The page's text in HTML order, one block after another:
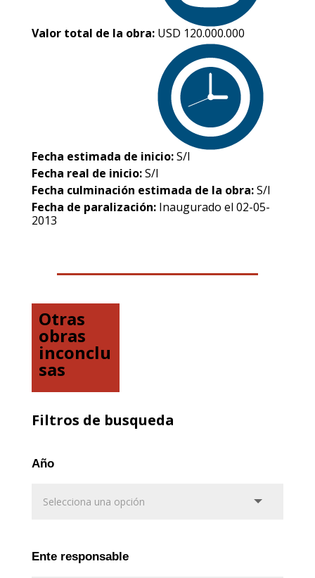
Valor total de la obra: USD 120.000.000
Fecha estimada de inicio:S/I
Fecha real de inicio:S/I
Fecha culminación estimada de la obra:S/I
Fecha de paralización: Inaugurado el 02-05-
2013
Otras
obras
inconclu
sas
Filtros de busqueda
Año
Ente responsable